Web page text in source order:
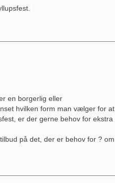
en borgerlig eller
hvilken form man vælger for at
er der gerne behov for ekstra
på det, der er behov for ? om